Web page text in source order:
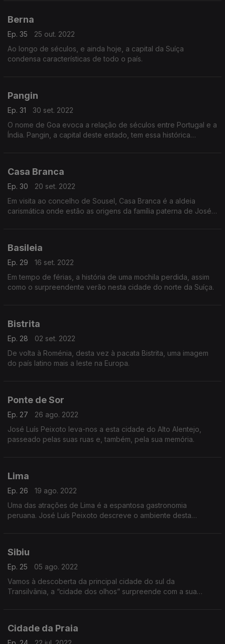
Berna
Ep. 35
25 out. 2022
Ao longo de séculos, e ainda hoje, a capital da Suíça
condensa características de todo o país.
Pangin
Ep. 31
30 set. 2022
O nome de Goa evoca a relação de séculos entre Portugal e a
Índia. Pangin, a capital deste estado, tem essa histórica
Casa Branca
Ep. 30
20 set. 2022
Em visita ao concelho de Sousel, Casa Branca é a aldeia
carismática onde estão as origens da família paterna de José
Basileia
Ep. 29
16 set. 2022
Em tempo de férias, a história de uma mochila perdida, assim
como o surpreendente verão nesta cidade do norte da Suíça.
Bistrita
Ep. 28
02 set. 2022
De volta à Roménia, desta vez à pacata Bistrita, uma imagem
do país latino mais a leste na Europa.
Ponte de Sor
Ep. 27
26 ago. 2022
José Luís Peixoto leva-nos a esta cidade do Alto Alentejo,
passeado pelas suas ruas e, também, pela sua memória.
Lima
Ep. 26
19 ago. 2022
Uma das atrações de Lima é a espantosa gastronomia
peruana. José Luís Peixoto descreve o ambiente desta
Sibiu
Ep. 25
05 ago. 2022
Vamos à descoberta da principal cidade do sul da
Transilvânia, a “cidade dos olhos” surpreende com a sua
Cidade da Praia